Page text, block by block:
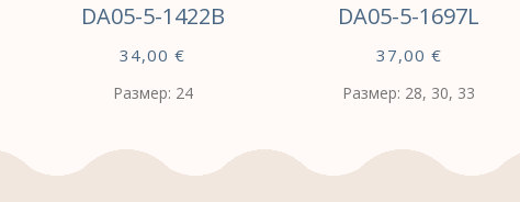
DA05-5-1422B
34,00 €
Размер: 24
DA05-5-1697L
37,00 €
Размер: 28, 30, 33